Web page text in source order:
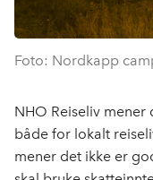
Foto: Nordkapp
NHO Reiseliv mener
både for lokalt
mener det ikke er